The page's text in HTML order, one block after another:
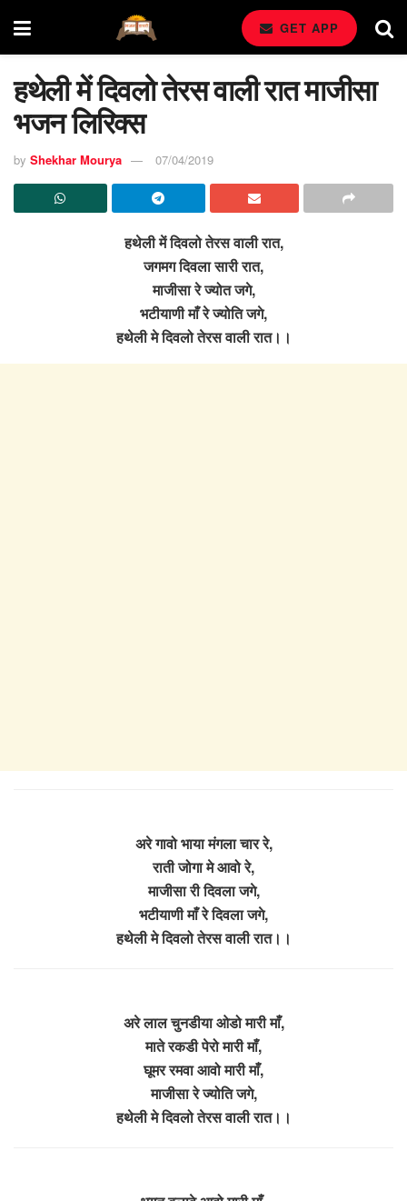
GET APP
हथेली में दिवलो तेरस वाली रात माजीसा
भजन लिरिक्स
by Shekhar Mourya 07/04/2019
हथेली में दिवलो तेरस वाली रात,
जगमग दिवला सारी रात,
माजीसा रे ज्योत जगे,
भटीयाणी माँ रे ज्योति जगे,
हथेली मे दिवलो तेरस वाली रात।।
अरे गावो भाया मंगला चार रे,
राती जोगा मे आवो रे,
माजीसा री दिवला जगे,
भटीयाणी माँ रे दिवला जगे,
हथेली मे दिवलो तेरस वाली रात।।
अरे लाल चुनडीया ओडो मारी माँ,
माते रकडी पेरो मारी माँ,
घूमर रमवा आवो मारी माँ,
माजीसा रे ज्योति जगे,
हथेली मे दिवलो तेरस वाली रात।।